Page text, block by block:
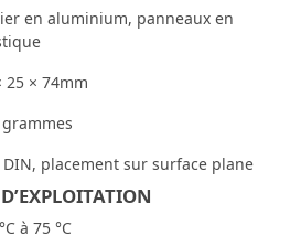
en aluminium, panneaux en
25 × 74mm
grammes
DIN, placement sur surface plane
à 75 °C